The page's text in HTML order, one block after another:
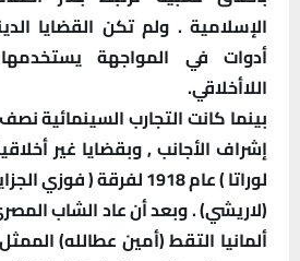
الإسلامية . ولم تكن القضايا
أدوات في المواجهة
اللاأخلاقي.
بينما كانت التجارب السينمائية
إشراف الأجانب , وبقضايا غير
لوراتا ) عام 1918 لفرقة (
(لاريشي) . وبعد أن عاد الشاب
ألمانيا التقط (أمين عطالله)